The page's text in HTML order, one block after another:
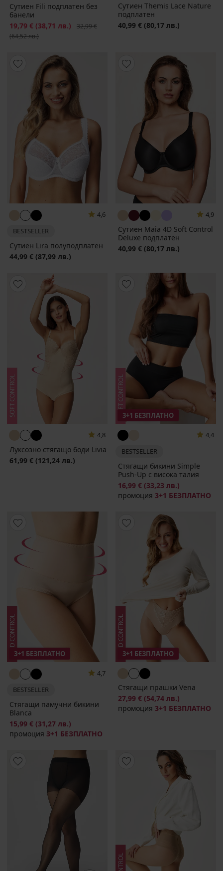
Сутиен Fili подплатен без
банели
Намаление
19,79 € (38,71 лв.) Първоначална цена
32,99 €
(64,52 лв.)
Сутиен Themis Lace Nature
подплатен
40,99 € (80,17 лв.)
4,6
BESTSELLER
Сутиен Lira полуподплатен
44,99 € (87,99 лв.)
4,9
Сутиен Maia 4D Soft Control
Deluxe подплатен
40,99 € (80,17 лв.)
4,8
Луксозно стягащо боди Livia
61,99 € (121,24 лв.)
3+1 БЕЗПЛАТНО
4,4
BESTSELLER
Стягащи бикини Simple
Push-Up с висока талия
16,99 € (33,23 лв.)
промоция 3+1 БЕЗПЛАТНО
3+1 БЕЗПЛАТНО
4,7
BESTSELLER
Стягащи памучни бикини
Blanca
15,99 € (31,27 лв.)
промоция 3+1 БЕЗПЛАТНО
3+1 БЕЗПЛАТНО
Стягащи прашки Vena
27,99 € (54,74 лв.)
промоция 3+1 БЕЗПЛАТНО